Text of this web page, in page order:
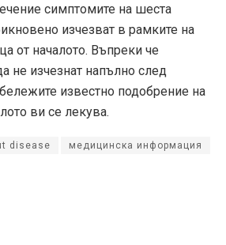
симптомите на шеста
изчезват в рамките на
от началото. Въпреки че
не изчезнат напълно след
известно подобрение на
ви се лекува.
disease медицинска информация